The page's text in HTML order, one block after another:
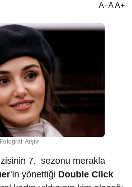
A- A A+
Fotoğraf: Arşiv
7. sezonu merakla
’in yönettiği Double Click